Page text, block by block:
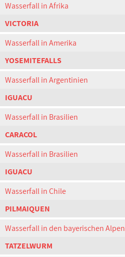
Wasserfall in Afrika
VICTORIA
Wasserfall in Amerika
YOSEMITEFALLS
Wasserfall in Argentinien
IGUACU
Wasserfall in Brasilien
CARACOL
Wasserfall in Brasilien
IGUACU
Wasserfall in Chile
PILMAIQUEN
Wasserfall in den bayerischen Alpen
TATZELWURM